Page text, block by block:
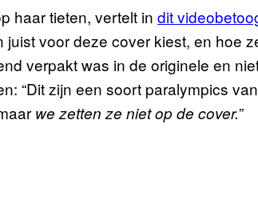
haar tieten, vertelt in dit
voor deze cover kiest, en hoe
verpakt was in de originele en
“Dit zijn een soort paralympics
we zetten ze niet op de cover.”